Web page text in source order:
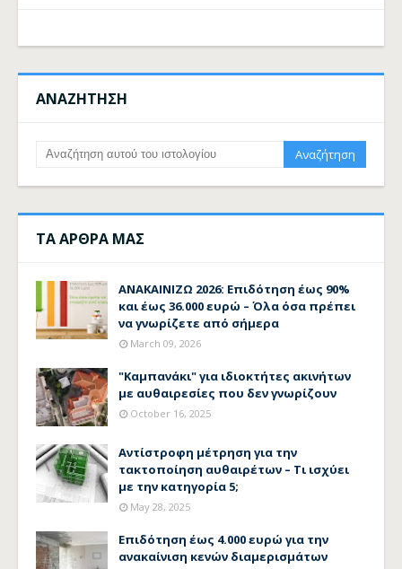
ΑΝΑΖΗΤΗΣΗ
ΤΑ ΑΡΘΡΑ ΜΑΣ
ΑΝΑΚΑΙΝΙΖΩ 2026: Επιδότηση έως 90%
και έως 36.000 ευρώ – Όλα όσα πρέπει
να γνωρίζετε από σήμερα
March 09, 2026
"Καμπανάκι" για ιδιοκτήτες ακινήτων
με αυθαιρεσίες που δεν γνωρίζουν
October 16, 2025
Αντίστροφη μέτρηση για την
τακτοποίηση αυθαιρέτων – Τι ισχύει
με την κατηγορία 5;
May 28, 2025
Επιδότηση έως 4.000 ευρώ για την
ανακαίνιση κενών διαμερισμάτων